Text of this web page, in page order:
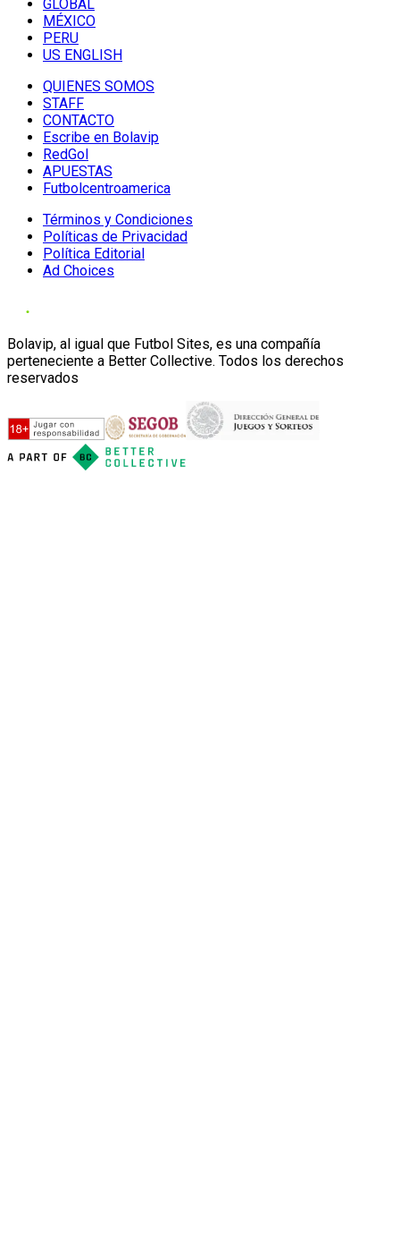
GLOBAL
MÉXICO
PERU
US ENGLISH
QUIENES SOMOS
STAFF
CONTACTO
Escribe en Bolavip
RedGol
APUESTAS
Futbolcentroamerica
Términos y Condiciones
Políticas de Privacidad
Política Editorial
Ad Choices
Bolavip, al igual que Futbol Sites, es una compañía
perteneciente a Better Collective. Todos los derechos
reservados